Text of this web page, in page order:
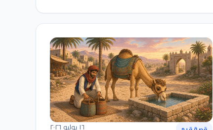
١٦ يوليو ٢٠٢٦